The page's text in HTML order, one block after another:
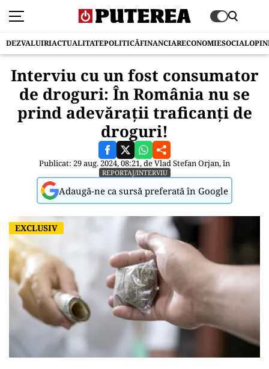
DEZVALUIRIACTUALITATEPOLITICĂFINANCIARECONOMIESOCIAL
Interviu cu un fost consumator
de droguri: În România nu se
prind adevărații traficanți de
droguri!
Publicat: 29 aug. 2024, 08:21, deVlad Stefan Orjan, în
REPORTAJ/INTERVIU
Adaugă-ne ca sursă preferată în Google
EXCLUSIV